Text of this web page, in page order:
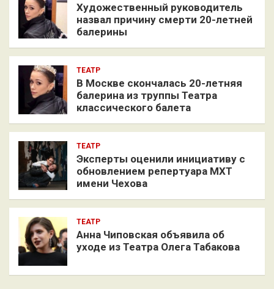
Художественный руководитель
назвал причину смерти 20-летней
балерины
ТЕАТР
В Москве скончалась 20-летняя
балерина из труппы Театра
классического балета
ТЕАТР
Эксперты оценили инициативу с
обновлением репертуара МХТ
имени Чехова
ТЕАТР
Анна Чиповская объявила об
уходе из Театра Олега Табакова